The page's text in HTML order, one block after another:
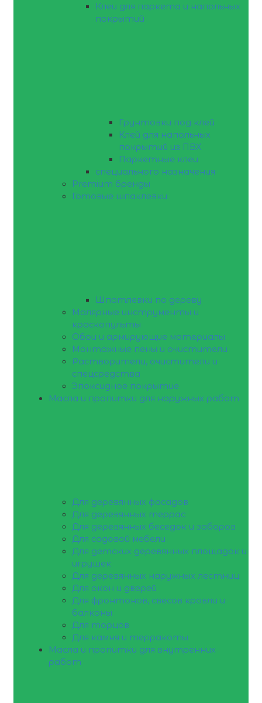
Клеи для паркета и напольных
покрытий
Грунтовки под клей
Клей для напольных
покрытий из ПВХ
Паркетные клеи
специального назначения
Premium бренды
Готовые шпаклевки
Шпатлевки по дереву
Малярные инструменты и
краскопульты
Обои и армирующие материалы
Монтажные пены и очистители
Растворители, очистители и
спецсредства
Эпоксидное покрытие
Масла и пропитки для наружных работ
Для деревянных фасадов
Для деревянных террас
Для деревянных беседок и заборов
Для садовой мебели
Для детских деревянных площадок и
игрушек
Для деревянных наружных лестниц
Для окон и дверей
Для фронтонов, свесов кровли и
балконы
Для торцов
Для камня и терракоты
Масла и пропитки для внутренних
работ